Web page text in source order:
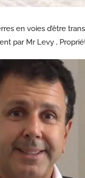
en voies d’être
par Mr Levy ,